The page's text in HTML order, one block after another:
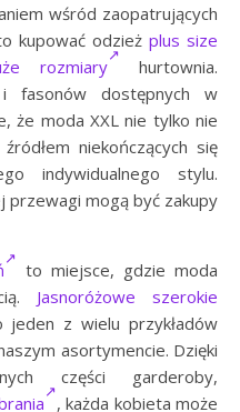
wśród zaopatrujących
kupować odzież plus size
rozmiary
hurtownia.
fasonów dostępnych w
że moda XXL nie tylko nie
niekończących się
indywidualnego stylu.
przewagi mogą być zakupy
to miejsce, gdzie moda
Jasnoróżowe szerokie
jeden z wielu przykładów
asortymencie. Dzięki
części garderoby,
, każda kobieta może